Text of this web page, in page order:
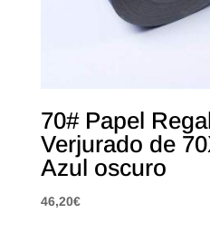
70# Papel
Verjurado de
Azul oscuro
46,20€